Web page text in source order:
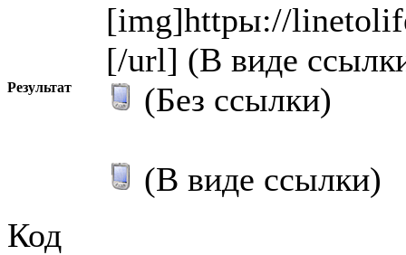
[img]httpы://
[/url] (В виде
Результат (Без ссылки)
(В виде ссылки)
Код